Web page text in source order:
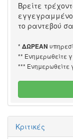
Βρείτε
το ραντεβού
* ΔΩΡΕΑΝ
** Ενημερωθείτε
*** Ενημερωθείτε
Κριτικές